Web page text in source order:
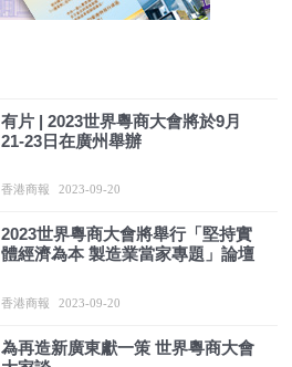
有片 | 2023世界粵商大會將於9月
21-23日在廣州舉辦
香港商報 2023-09-20
2023世界粵商大會將舉行「堅持實
體經濟為本 製造業當家專題」論壇
香港商報 2023-09-20
為再造新廣東獻一策 世界粵商大會